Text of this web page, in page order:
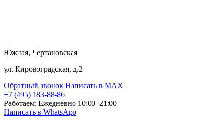
Южная, Чертановская
ул. Кировоградская, д.2
Обратный звонок Написать в MAX
+7 (495) 183-88-86
Работаем: Ежедневно 10:00–21:00
Написать в WhatsApp